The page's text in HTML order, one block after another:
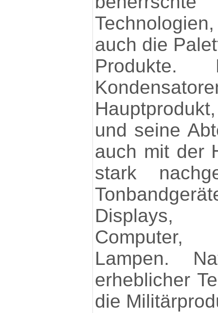
auch die
Produkte.
und seine
auch mit der
stark
Displays,
Computer,
Lampen.
erheblicher
die